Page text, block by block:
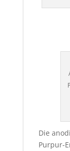
Die
Purpur-